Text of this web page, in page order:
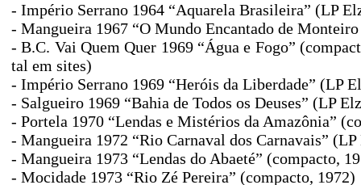
- Império Serrano 1964 “Aquarela Brasileira” (LP
- Mangueira 1967 “O Mundo Encantado de
-B.C. Vai Quem Quer 1969 “Água e Fogo”
tal em sites)
- Império Serrano 1969 “Heróis da Liberdade” (LP
- Salgueiro 1969 “Bahia de Todos os Deuses” (LP
- Portela 1970 “Lendas e Mistérios da Amazônia”
- Mangueira 1972 “Rio Carnaval dos Carnavais” (LP
- Mangueira 1973 “Lendas do Abaeté” (compacto,
- Mocidade 1973 “Rio Zé Pereira” (compacto, 1972)